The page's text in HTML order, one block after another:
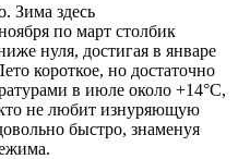
Зима здесь
по март столбик
нуля, достигая в январе
короткое, но достаточно
в июле около +14°C,
кто не любит изнуряющую
быстро, знаменуя